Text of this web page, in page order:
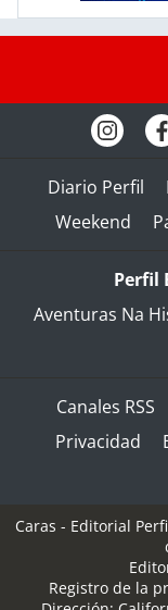
Diario Perfil
Weekend
Perfil
Aventuras Na
Canales RSS
Privacidad
Caras - Editorial
Registro de la